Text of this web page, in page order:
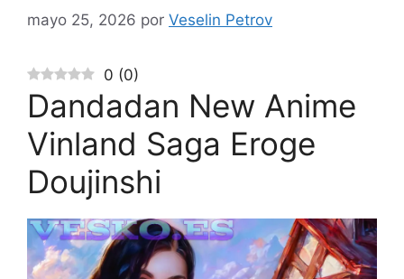
mayo 25, 2026 por Veselin Petrov
0 (0)
Dandadan New Anime
Vinland Saga Eroge
Doujinshi